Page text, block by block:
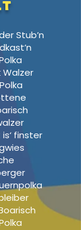
Stub’n
finster